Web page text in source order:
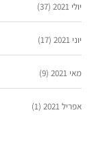
יולי 2021 (37)
יוני 2021 (17)
מאי 2021 (9)
אפריל 2021 (1)